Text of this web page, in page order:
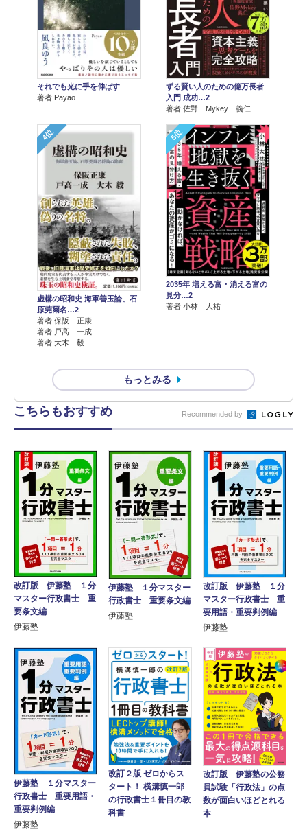
それでも光に手を伸ばす
著者 Payao
ずる賢い人のための億万長者
入門 成功…2
著者 佐野 Mykey 義仁
4位
虚構の昭和史 海軍善玉論、石
原莞爾名…2
著者 保阪 正康
著者 戸高 一成
著者 大木 毅
5位
2035年 増える富・消える富の
見分…2
著者 小林 大祐
もっとみる
こちらもおすすめ Recommended by
改訂版 伊藤塾 １分
マスター行政書士 重
要条文編
伊藤塾
伊藤塾 １分マスター
行政書士 重要条文編
伊藤塾
改訂版 伊藤塾 １分
マスター行政書士 重
要用語・重要判例編
伊藤塾
伊藤塾 １分マスター
行政書士 重要用語・
重要判例編
伊藤塾
改訂２版 ゼロからス
タート！ 横溝慎一郎
の行政書士１冊目の教
科書
改訂版 伊藤塾の公務
員試験「行政法」の点
数が面白いほどとれる
本